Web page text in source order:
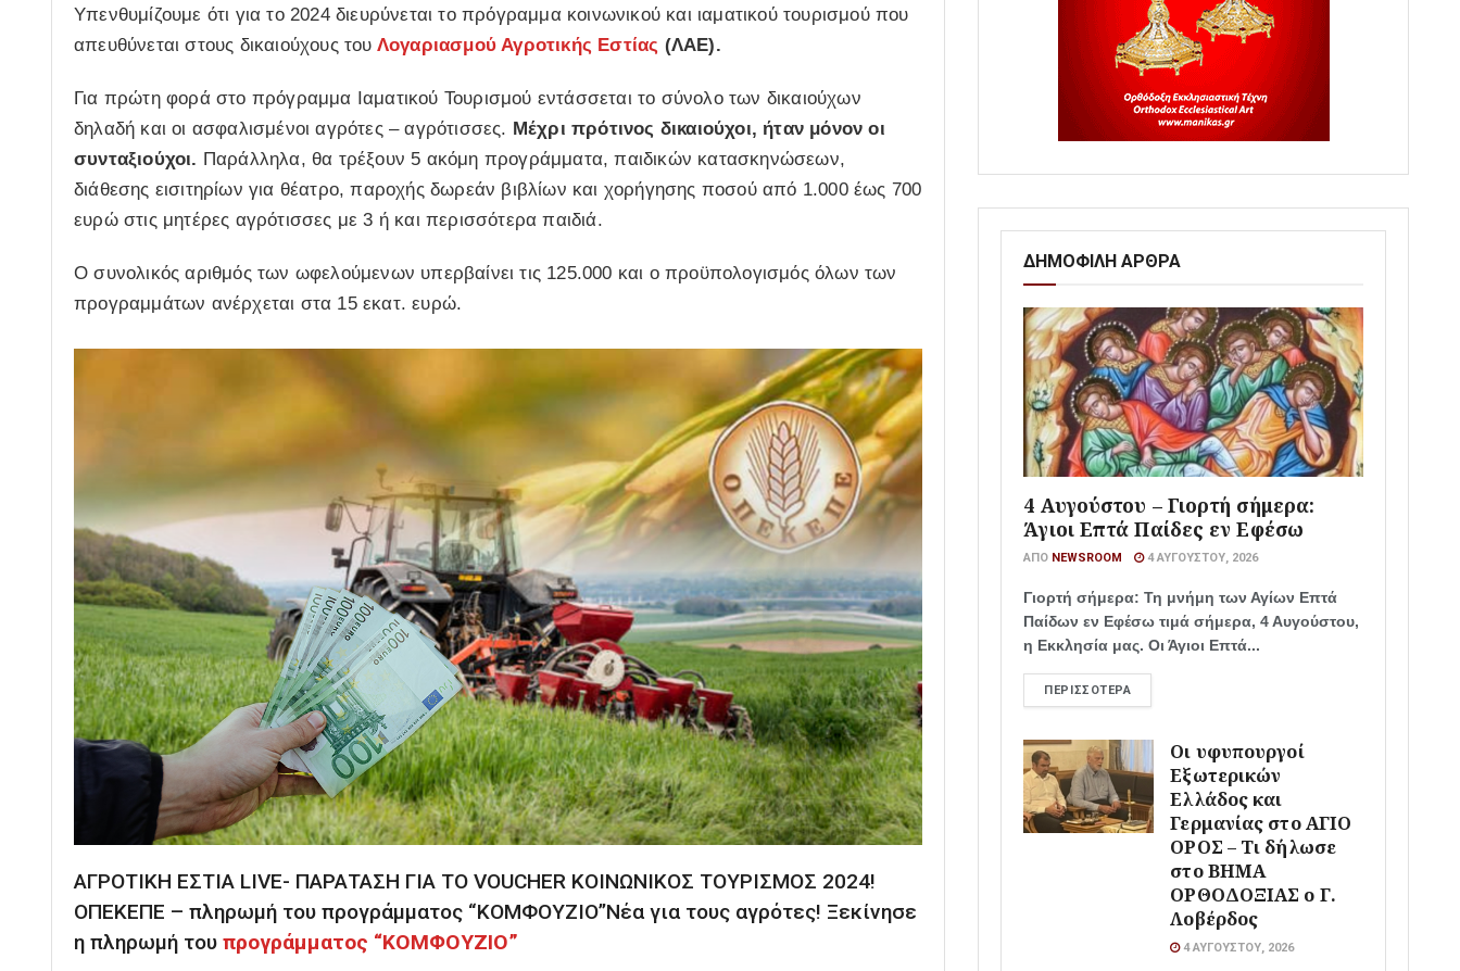
Υπενθυμίζουμε ότι για το 2024 διευρύνεται το πρόγραμμα κοινωνικού και ιαματικού τουρισμού που
απευθύνεται στους δικαιούχους του Λογαριασμού Αγροτικής Εστίας (ΛΑΕ).
Για πρώτη φορά στο πρόγραμμα Ιαματικού Τουρισμού εντάσσεται το σύνολο των δικαιούχων
δηλαδή και οι ασφαλισμένοι αγρότες – αγρότισσες. Μέχρι πρότινος δικαιούχοι, ήταν μόνον οι
συνταξιούχοι. Παράλληλα, θα τρέξουν 5 ακόμη προγράμματα, παιδικών κατασκηνώσεων,
διάθεσης εισιτηρίων για θέατρο, παροχής δωρεάν βιβλίων και χορήγησης ποσού από 1.000 έως 700
ευρώ στις μητέρες αγρότισσες με 3 ή και περισσότερα παιδιά.
Ο συνολικός αριθμός των ωφελούμενων υπερβαίνει τις 125.000 και ο προϋπολογισμός όλων των
προγραμμάτων ανέρχεται στα 15 εκατ. ευρώ.
ΑΓΡΟΤΙΚΗ ΕΣΤΙΑ LIVE- ΠΑΡΑΤΑΣΗ ΓΙΑ ΤΟ VOUCHER ΚΟΙΝΩΝΙΚΟΣ ΤΟΥΡΙΣΜΟΣ 2024!
ΟΠΕΚΕΠΕ – πληρωμή του προγράμματος “ΚΟΜΦΟΥΖΙΟ”Νέα για τους αγρότες! Ξεκίνησε
η πληρωμή του προγράμματος “ΚΟΜΦΟΥΖΙΟ”
ΔΗΜΟΦΙΛΗ ΑΡΘΡΑ
4 Αυγούστου – Γιορτή σήμερα:
Άγιοι Επτά Παίδες εν Εφέσω
ΑΠΌ NEWSROOM 4 ΑΥΓΟΎΣΤΟΥ, 2026
Γιορτή σήμερα: Τη μνήμη των Αγίων Επτά
Παίδων εν Εφέσω τιμά σήμερα, 4 Αυγούστου,
η Εκκλησία μας. Οι Άγιοι Επτά...
ΠΕΡΙΣΣΌΤΕΡΑ
Οι υφυπουργοί
Εξωτερικών
Ελλάδος και
Γερμανίας στο ΑΓΙΟ
ΟΡΟΣ – Τι δήλωσε
στο ΒΗΜΑ
ΟΡΘΟΔΟΞΙΑΣ ο Γ.
Λοβέρδος
4 ΑΥΓΟΎΣΤΟΥ, 2026